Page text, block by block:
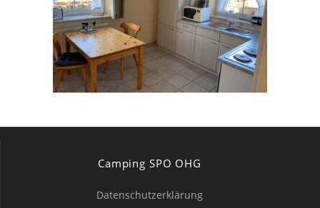
Camping SPO OHG
Datenschutzerklärung